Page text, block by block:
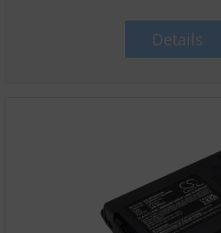
Details